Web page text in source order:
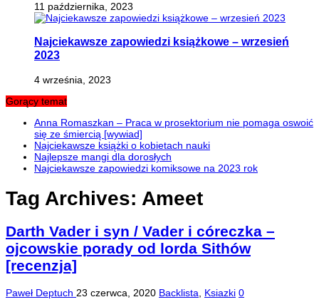
11 października, 2023
Najciekawsze zapowiedzi książkowe – wrzesień
2023
4 września, 2023
Gorący temat
Anna Romaszkan – Praca w prosektorium nie pomaga oswoić
się ze śmiercią [wywiad]
Najciekawsze książki o kobietach nauki
Najlepsze mangi dla dorosłych
Najciekawsze zapowiedzi komiksowe na 2023 rok
Tag Archives: Ameet
Darth Vader i syn / Vader i córeczka –
ojcowskie porady od lorda Sithów
[recenzja]
Paweł Deptuch 23 czerwca, 2020 Backlista Ksiazki 0